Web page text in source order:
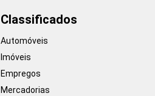
Classificados
Automóveis
Imóveis
Empregos
Mercadorias